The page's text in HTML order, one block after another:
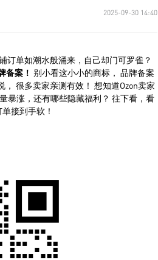
2025-09-30 14:40